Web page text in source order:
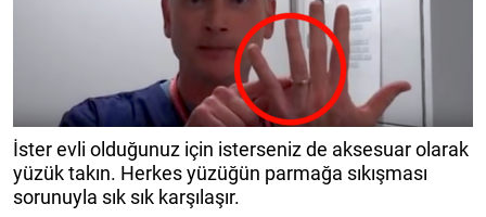
İster evli olduğunuz için isterseniz de aksesuar olarak
yüzük takın. Herkes yüzüğün parmağa sıkışması
sorunuyla sık sık karşılaşır.